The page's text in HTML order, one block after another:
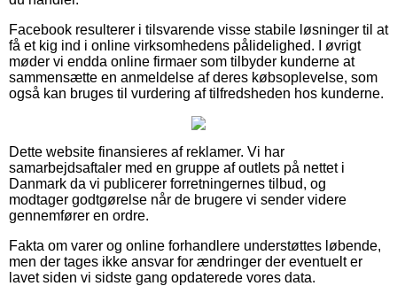
Facebook resulterer i tilsvarende visse stabile løsninger til at
få et kig ind i online virksomhedens pålidelighed. I øvrigt
møder vi endda online firmaer som tilbyder kunderne at
sammensætte en anmeldelse af deres købsoplevelse, som
også kan bruges til vurdering af tilfredsheden hos kunderne.
Dette website finansieres af reklamer. Vi har
samarbejdsaftaler med en gruppe af outlets på nettet i
Danmark da vi publicerer forretningernes tilbud, og
modtager godtgørelse når de brugere vi sender videre
gennemfører en ordre.
Fakta om varer og online forhandlere understøttes løbende,
men der tages ikke ansvar for ændringer der eventuelt er
lavet siden vi sidste gang opdaterede vores data.